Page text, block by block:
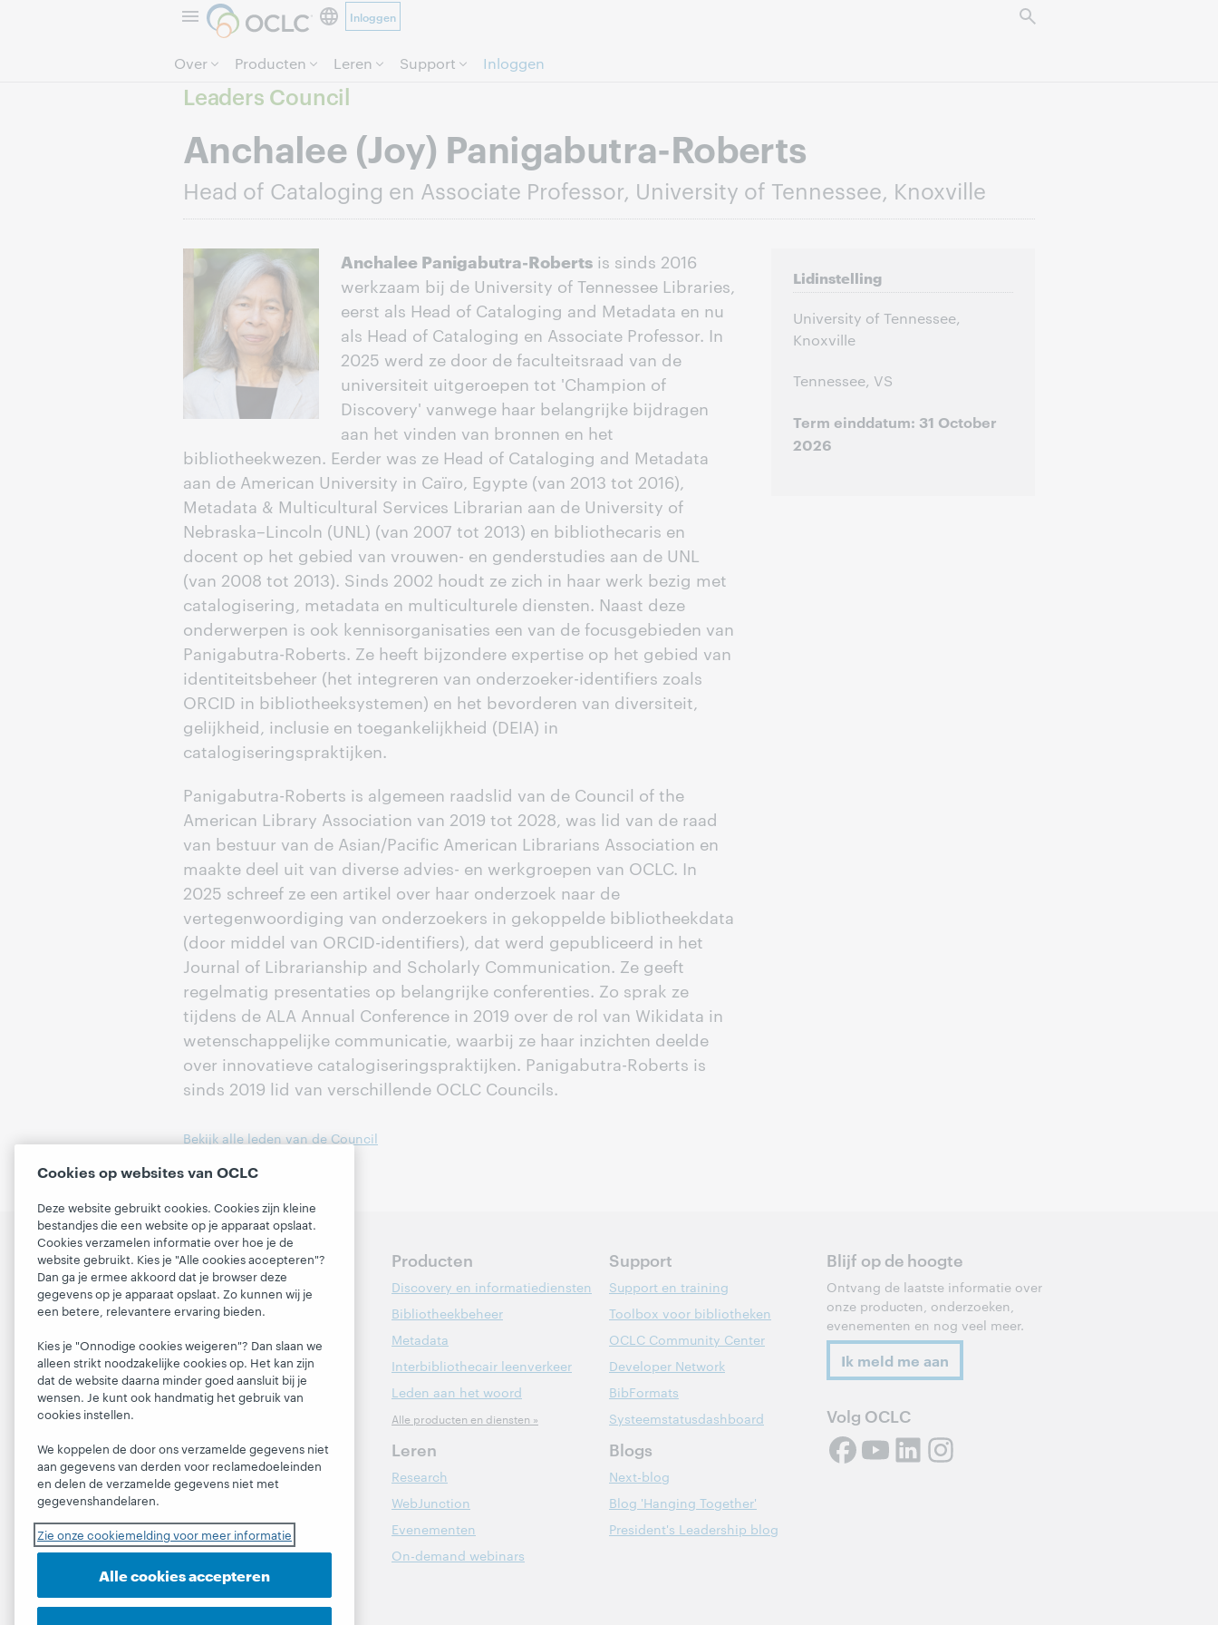
Inloggen
Over Producten Leren Support Inloggen
Leaders Council
Anchalee (Joy) Panigabutra-Roberts
Head of Cataloging en Associate Professor, University of Tennessee, Knoxville
Anchalee Panigabutra-Roberts is sinds 2016
werkzaam bij de University of Tennessee Libraries,
eerst als Head of Cataloging and Metadata en nu
als Head of Cataloging en Associate Professor. In
2025 werd ze door de faculteitsraad van de
universiteit uitgeroepen tot 'Champion of
Discovery' vanwege haar belangrijke bijdragen
aan het vinden van bronnen en het
bibliotheekwezen. Eerder was ze Head of Cataloging and Metadata
aan de American University in Caïro, Egypte (van 2013 tot 2016),
Metadata & Multicultural Services Librarian aan de University of
Nebraska–Lincoln (UNL) (van 2007 tot 2013) en bibliothecaris en
docent op het gebied van vrouwen- en genderstudies aan de UNL
(van 2008 tot 2013). Sinds 2002 houdt ze zich in haar werk bezig met
catalogisering, metadata en multiculturele diensten. Naast deze
onderwerpen is ook kennisorganisaties een van de focusgebieden van
Panigabutra-Roberts. Ze heeft bijzondere expertise op het gebied van
identiteitsbeheer (het integreren van onderzoeker-identifiers zoals
ORCID in bibliotheeksystemen) en het bevorderen van diversiteit,
gelijkheid, inclusie en toegankelijkheid (DEIA) in
catalogiseringspraktijken.
Panigabutra-Roberts is algemeen raadslid van de Council of the
American Library Association van 2019 tot 2028, was lid van de raad
van bestuur van de Asian/Pacific American Librarians Association en
maakte deel uit van diverse advies- en werkgroepen van OCLC. In
2025 schreef ze een artikel over haar onderzoek naar de
vertegenwoordiging van onderzoekers in gekoppelde bibliotheekdata
(door middel van ORCID-identifiers), dat werd gepubliceerd in het
Journal of Librarianship and Scholarly Communication. Ze geeft
regelmatig presentaties op belangrijke conferenties. Zo sprak ze
tijdens de ALA Annual Conference in 2019 over de rol van Wikidata in
wetenschappelijke communicatie, waarbij ze haar inzichten deelde
over innovatieve catalogiseringspraktijken. Panigabutra-Roberts is
sinds 2019 lid van verschillende OCLC Councils.
Lidinstelling
University of Tennessee,
Knoxville
Tennessee, VS
Term einddatum: 31 October
2026
Bekijk alle leden van de Council
Bepaal de volgende
stappen voor jouw
bibliotheek
Contacteer ons
Over
Werken bij OCLC
Respect en Saamhorigheid
Ons bestuur
Lidmaatschap
Trust Center
Producten
Discovery en informatiediensten
Bibliotheekbeheer
Metadata
Interbibliothecair leenverkeer
Leden aan het woord
Alle producten en diensten »
Leren
Research
WebJunction
Evenementen
On-demand webinars
Support
Support en training
Toolbox voor bibliotheken
OCLC Community Center
Developer Network
BibFormats
Systeemstatusdashboard
Blogs
Next-blog
Blog 'Hanging Together'
President's Leadership blog
Blijf op de hoogte
Ontvang de laatste informatie over
onze producten, onderzoeken,
evenementen en nog veel meer.
Ik meld me aan
Volg OCLC
Cookies op websites van OCLC
Deze website gebruikt cookies. Cookies zijn kleine
bestandjes die een website op je apparaat opslaat.
Cookies verzamelen informatie over hoe je de
website gebruikt. Kies je "Alle cookies accepteren"?
Dan ga je ermee akkoord dat je browser deze
gegevens op je apparaat opslaat. Zo kunnen wij je
een betere, relevantere ervaring bieden.
Kies je "Onnodige cookies weigeren"? Dan slaan we
alleen strikt noodzakelijke cookies op. Het kan zijn
dat de website daarna minder goed aansluit bij je
wensen. Je kunt ook handmatig het gebruik van
cookies instellen.
We koppelen de door ons verzamelde gegevens niet
aan gegevens van derden voor reclamedoeleinden
en delen de verzamelde gegevens niet met
gegevenshandelaren.
Zie onze cookiemelding voor meer informatie
Alle cookies accepteren